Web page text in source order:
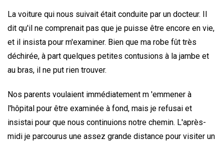
La voiture qui nous suivait était conduite par un docteur. Il
dit qu'il ne comprenait pas que je puisse être encore en vie,
et il insista pour m'examiner. Bien que ma robe fût très
déchirée, à part quelques petites contusions à la jambe et
au bras, il ne put rien trouver.
Nos parents voulaient immédiatement m 'emmener à
l'hôpital pour être examinée à fond, mais je refusai et
insistai pour que nous continuions notre chemin. L'après-
midi je parcourus une assez grande distance pour visiter un